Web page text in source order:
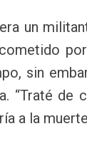
un
sin
“Traté de
a la